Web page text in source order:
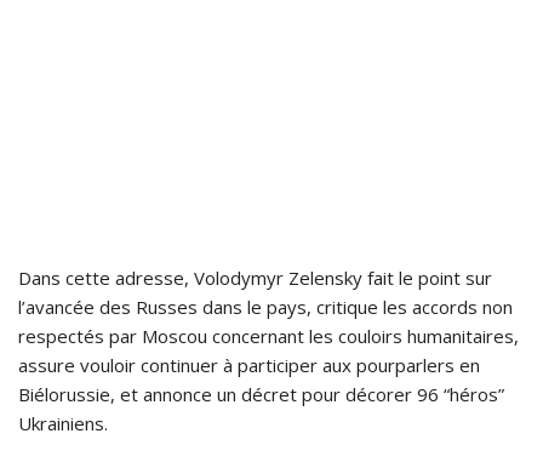
Dans cette adresse, Volodymyr Zelensky fait le point sur
l’avancée des Russes dans le pays, critique les accords non
respectés par Moscou concernant les couloirs humanitaires,
assure vouloir continuer à participer aux pourparlers en
Biélorussie, et annonce un décret pour décorer 96 “héros”
Ukrainiens.